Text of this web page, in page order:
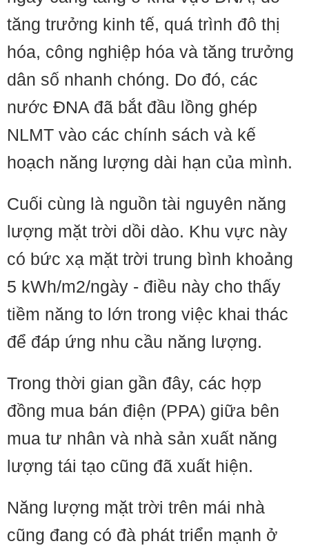
tăng trưởng kinh tế, quá trình đô thị
hóa, công nghiệp hóa và tăng trưởng
dân số nhanh chóng. Do đó, các
nước ĐNA đã bắt đầu lồng ghép
NLMT vào các chính sách và kế
hoạch năng lượng dài hạn của mình.
Cuối cùng là nguồn tài nguyên năng
lượng mặt trời dồi dào. Khu vực này
có bức xạ mặt trời trung bình khoảng
5 kWh/m2/ngày - điều này cho thấy
tiềm năng to lớn trong việc khai thác
để đáp ứng nhu cầu năng lượng.
Trong thời gian gần đây, các hợp
đồng mua bán điện (PPA) giữa bên
mua tư nhân và nhà sản xuất năng
lượng tái tạo cũng đã xuất hiện.
Năng lượng mặt trời trên mái nhà
cũng đang có đà phát triển mạnh ở